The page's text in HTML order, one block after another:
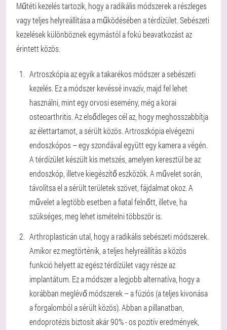
Műtéti kezelés tartozik, hogy a radikális módszerek a részleges
vagy teljes helyreállítása a működésében a térdízület. Sebészeti
kezelések különböznek egymástól a fokú beavatkozást az
érintett közös.
Artroszkópia az egyik a takarékos módszer a sebészeti
kezelés. Ez a módszer kevéssé invazív, majd fel lehet
használni, mint egy orvosi esemény, még a korai
osteoarthritis. Az elsődleges cél az, hogy meghosszabbítja
az élettartamot, a sérült közös. Artroszkópia elvégezni
endoszkópos – egy szondával együtt egy kamera a végén.
A térdízület készült kis metszés, amelyen keresztül be az
endoszkóp, illetve kiegészítő eszközök. A művelet során,
távolítsa el a sérült területek szövet, fájdalmat okoz. A
művelet a legtöbb esetben a fiatal felnőtt, illetve, ha
szükséges, meg lehet ismételni többször is.
Arthroplasticán utal, hogy a radikális sebészeti módszerek.
Amikor ez megtörténik, a teljes helyreállítás a közös
funkció helyett az egész térdízület vagy része az
implantátum. Ez a módszer a legjobb alternatíva, hogy a
korábban meglévő módszerek – a fúziós (a teljes kivonása
a forgalomból a sérült közös). Abban a pillanatban,
endoprotézis biztosít akár 90% - os pozitív eredmények,